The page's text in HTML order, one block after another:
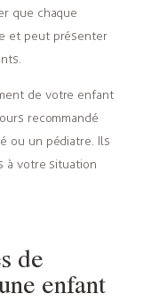
que chaque
et peut présenter
de votre enfant
recommandé
ou un pédiatre. Ils
à votre situation
de
enfant